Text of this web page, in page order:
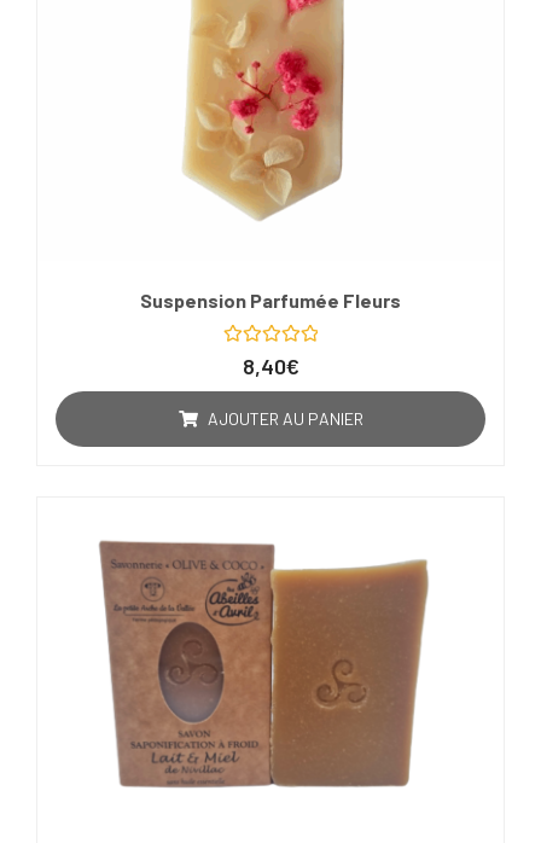
Suspension Parfumée Fleurs
Note
sur
5
8,40€
AJOUTER AU PANIER